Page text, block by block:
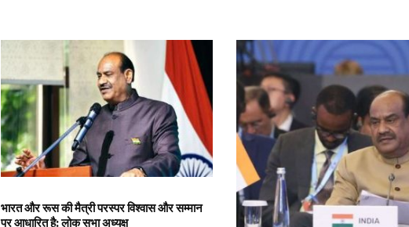
भारत और रूस की मैत्री परस्पर विश्वास और सम्मान
पर आधारित है: लोक सभा अध्यक्ष